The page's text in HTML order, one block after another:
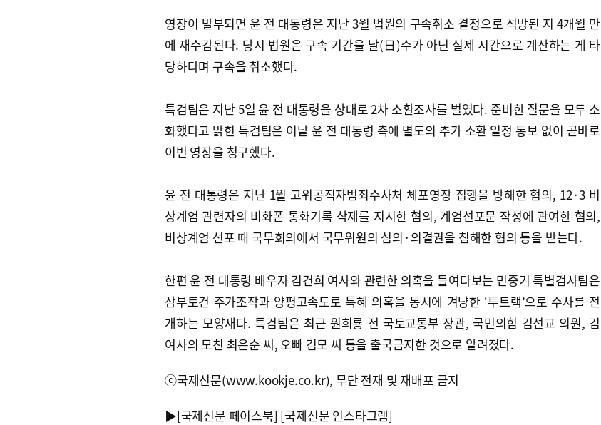
영장이 발부되면 윤 전 대통령은 지난 3월 법원의 구속취소 결정으로 석방된 지 4개월 만
에 재수감된다. 당시 법원은 구속 기간을 날(日)수가 아닌 실제 시간으로 계산하는 게 타
당하다며 구속을 취소했다.
특검팀은 지난 5일 윤 전 대통령을 상대로 2차 소환조사를 벌였다. 준비한 질문을 모두 소
화했다고 밝힌 특검팀은 이날 윤 전 대통령 측에 별도의 추가 소환 일정 통보 없이 곧바로
이번 영장을 청구했다.
윤 전 대통령은 지난 1월 고위공직자범죄수사처 체포영장 집행을 방해한 혐의, 12·3 비
상계엄 관련자의 비화폰 통화기록 삭제를 지시한 혐의, 계엄선포문 작성에 관여한 혐의,
비상계엄 선포 때 국무회의에서 국무위원의 심의·의결권을 침해한 혐의 등을 받는다.
한편 윤 전 대통령 배우자 김건희 여사와 관련한 의혹을 들여다보는 민중기 특별검사팀은
삼부토건 주가조작과 양평고속도로 특혜 의혹을 동시에 겨냥한 ‘투트랙’으로 수사를 전
개하는 모양새다. 특검팀은 최근 원희룡 전 국토교통부 장관, 국민의힘 김선교 의원, 김
여사의 모친 최은순 씨, 오빠 김모 씨 등을 출국금지한 것으로 알려졌다.
ⓒ국제신문(www.kookje.co.kr), 무단 전재 및 재배포 금지
▶[국제신문 페이스북] [국제신문 인스타그램]